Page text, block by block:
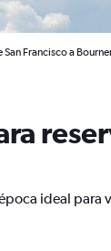
Francisco a
ideal